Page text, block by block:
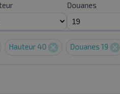
Douanes
Hauteur 40 Douanes 19